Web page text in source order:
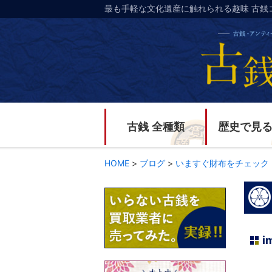
最も手軽な文化遺産に触れられる趣味 古銭
古銭 全種類 歴史で見
HOME > ブログ > いますぐ財布をチェッ